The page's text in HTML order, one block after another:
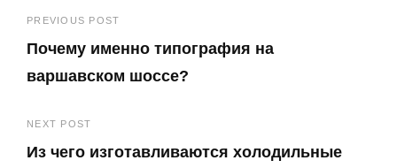
Навигация
по
PREVIOUS POST
Почему именно типография на
варшавском шоссе?
Post
NEXT POST
Из чего изготавливаются холодильные